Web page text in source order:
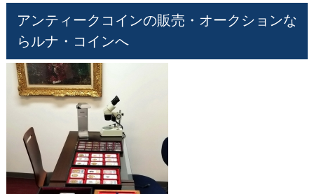
アンティークコインの販売・オークションな
らルナ・コインへ